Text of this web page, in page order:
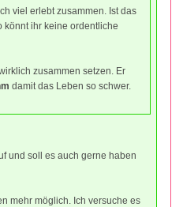
viel erlebt zusammen. Ist das
könnt ihr keine ordentliche
zusammen setzen. Er
damit das Leben so schwer.
und soll es auch gerne haben
mehr möglich. Ich versuche es